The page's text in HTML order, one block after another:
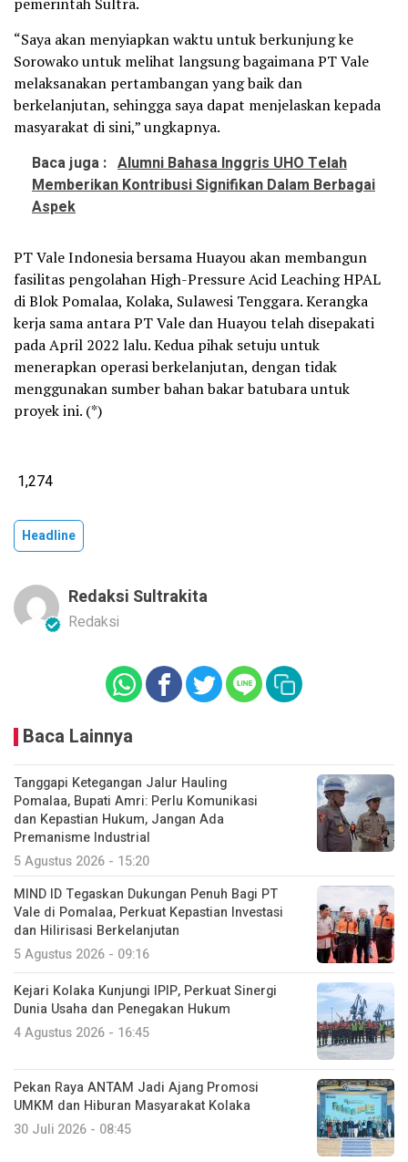
“Saya akan menyiapkan waktu untuk berkunjung ke
Sorowako untuk melihat langsung bagaimana PT Vale
melaksanakan pertambangan yang baik dan
berkelanjutan, sehingga saya dapat menjelaskan kepada
masyarakat di sini,” ungkapnya.
Baca juga : Alumni Bahasa Inggris UHO Telah
Memberikan Kontribusi Signifikan Dalam Berbagai
Aspek
PT Vale Indonesia bersama Huayou akan membangun
fasilitas pengolahan High-Pressure Acid Leaching HPAL
di Blok Pomalaa, Kolaka, Sulawesi Tenggara. Kerangka
kerja sama antara PT Vale dan Huayou telah disepakati
pada April 2022 lalu. Kedua pihak setuju untuk
menerapkan operasi berkelanjutan, dengan tidak
menggunakan sumber bahan bakar batubara untuk
proyek ini. (*)
1,274
Headline
Redaksi Sultrakita
Redaksi
Baca Lainnya
Tanggapi Ketegangan Jalur Hauling
Pomalaa, Bupati Amri: Perlu Komunikasi
dan Kepastian Hukum, Jangan Ada
Premanisme Industrial
5 Agustus 2026 - 15:20
MIND ID Tegaskan Dukungan Penuh Bagi PT
Vale di Pomalaa, Perkuat Kepastian Investasi
dan Hilirisasi Berkelanjutan
5 Agustus 2026 - 09:16
Kejari Kolaka Kunjungi IPIP, Perkuat Sinergi
Dunia Usaha dan Penegakan Hukum
4 Agustus 2026 - 16:45
Pekan Raya ANTAM Jadi Ajang Promosi
UMKM dan Hiburan Masyarakat Kolaka
30 Juli 2026 - 08:45